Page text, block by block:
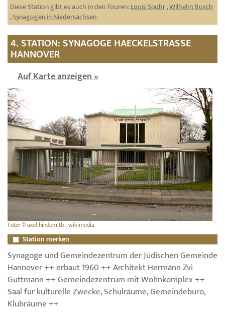
Diese Station gibt es auch in den Touren:Louis Spohr,Wilhelm Busch
,Synagogen in Niedersachsen
4. STATION: SYNAGOGE HAECKELSTRASSE H
ANNOVER
Auf Karte anzeigen »
Foto: © axel hindemith , wikimedia
Station merken
Synagoge und Gemeindezentrum der Jüdischen Gemeinde
Hannover ++ erbaut 1960 ++ Architekt Hermann Zvi
Guttmann ++ Gemeindezentrum mit Wohnkomplex ++
Saal für kulturelle Zwecke, Schulräume, Gemeindebüro,
Klubräume ++